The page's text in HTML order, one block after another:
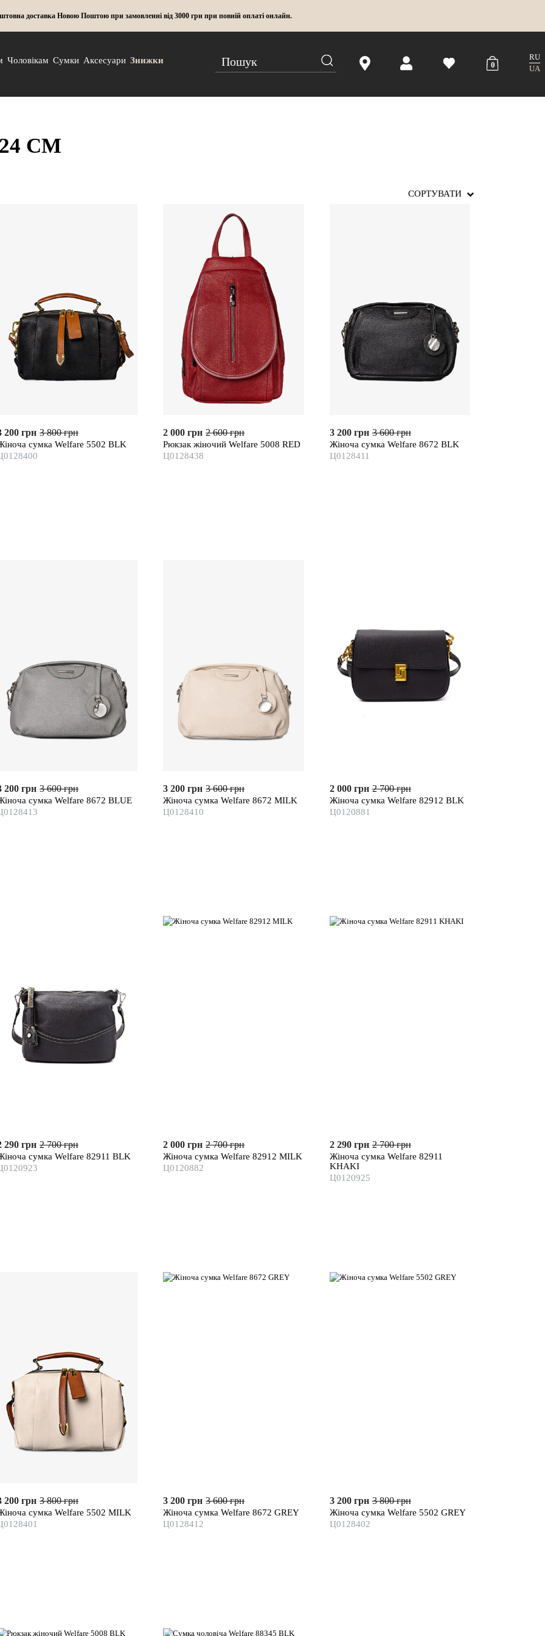
доставка Новою Поштою при замовленні від 3000 грн при повній оплаті онлайн.
Чоловікам Сумки Аксесуари Знижки 0
RU
UA
СМ
СОРТУВАТИ
200 грн 3 800 грн
сумка Welfare 5502 BLK
2 000 грн 2 600 грн
Рюкзак жіночий Welfare 5008 RED
Ц0128438
3 200 грн 3 600 грн
Жіноча сумка Welfare 8672 BLK
Ц0128411
200 грн 3 600 грн
сумка Welfare 8672 BLUE
3 200 грн 3 600 грн
Жіноча сумка Welfare 8672 MILK
Ц0128410
2 000 грн 2 700 грн
Жіноча сумка Welfare 82912 BLK
Ц0120881
290 грн 2 700 грн
сумка Welfare 82911 BLK
2 000 грн 2 700 грн
Жіноча сумка Welfare 82912 MILK
Ц0120882
2 290 грн 2 700 грн
Жіноча сумка Welfare 82911
KHAKI
Ц0120925
200 грн 3 800 грн
сумка Welfare 5502 MILK
3 200 грн 3 600 грн
Жіноча сумка Welfare 8672 GREY
Ц0128412
3 200 грн 3 800 грн
Жіноча сумка Welfare 5502 GREY
Ц0128402